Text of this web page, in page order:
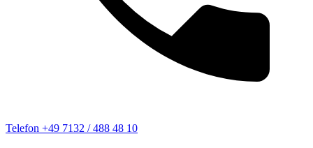
Telefon +49 7132 / 488 48 10